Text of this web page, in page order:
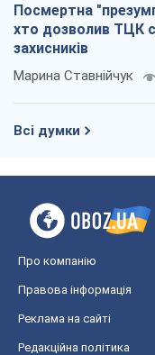
Посмертна
хто дозволив ТЦК
захисників
Марина Ставнійчук
Всі думки
Про компанію
Правова інформація
Реклама на сайті
Редакційна політика